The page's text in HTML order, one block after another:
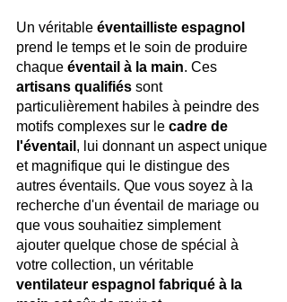
Un véritable éventailliste espagnol
prend le temps et le soin de produire
chaque éventail à la main. Ces
artisans qualifiés sont
particulièrement habiles à peindre des
motifs complexes sur le cadre de
l'éventail , lui donnant un aspect unique
et magnifique qui le distingue des
autres éventails. Que vous soyez à la
recherche d'un éventail de mariage ou
que vous souhaitiez simplement
ajouter quelque chose de spécial à
votre collection, un véritable
ventilateur espagnol fabriqué à la